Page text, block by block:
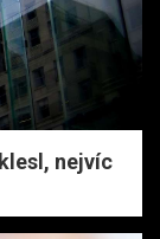
nejvíc